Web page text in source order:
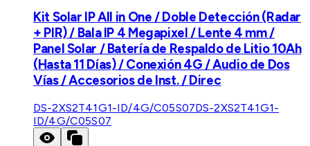
Kit Solar IP All in One / Doble Detección (Radar
+ PIR) / Bala IP 4 Megapixel / Lente 4 mm /
Panel Solar / Batería de Respaldo de Litio 10Ah
(Hasta 11 Días) / Conexión 4G / Audio de Dos
Vías / Accesorios de Inst. / Direc
DS-2XS2T41G1-ID/4G/C05S07DS-2XS2T41G1-
ID/4G/C05S07